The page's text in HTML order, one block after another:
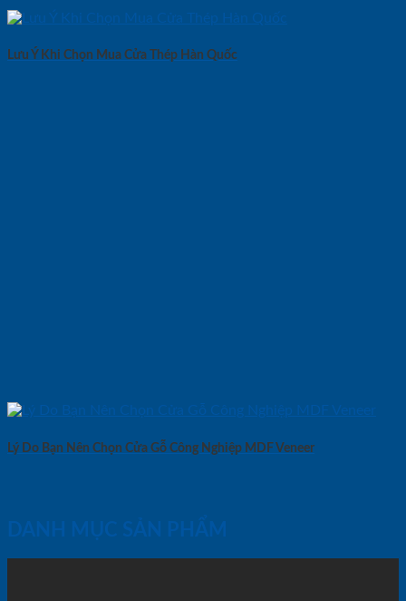
Lưu Ý Khi Chọn Mua Cửa Thép Hàn Quốc
Lý Do Bạn Nên Chọn Cửa Gỗ Công Nghiệp MDF Veneer
DANH MỤC SẢN PHẨM